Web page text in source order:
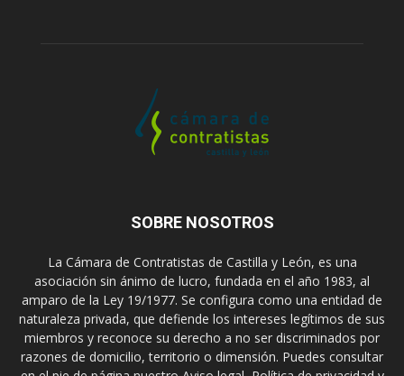
SOBRE NOSOTROS
La Cámara de Contratistas de Castilla y León, es una
asociación sin ánimo de lucro, fundada en el año 1983, al
amparo de la Ley 19/1977. Se configura como una entidad de
naturaleza privada, que defiende los intereses legítimos de sus
miembros y reconoce su derecho a no ser discriminados por
razones de domicilio, territorio o dimensión. Puedes consultar